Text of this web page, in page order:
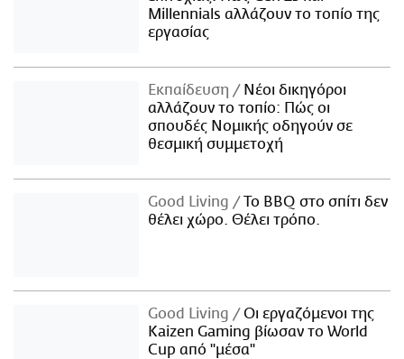
Millennials αλλάζουν το τοπίο της
εργασίας
Εκπαίδευση
Νέοι δικηγόροι
αλλάζουν το τοπίο: Πώς οι
σπουδές Νομικής οδηγούν σε
θεσμική συμμετοχή
Good Living
Το BBQ στο σπίτι δεν
θέλει χώρο. Θέλει τρόπο.
Good Living
Οι εργαζόμενοι της
Kaizen Gaming βίωσαν το World
Cup από "μέσα"